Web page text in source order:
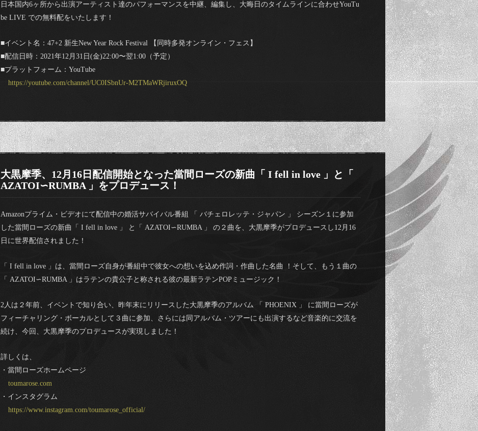
日本国内6ヶ所から出演アーティスト達のパフォーマンスを中継、編集し、大晦日のタイムラインに合わせYouTu
be LIVE での無料配をいたします！
■イベント名：47+2 新生New Year Rock Festival 【同時多発オンライン・フェス】
■配信日時：2021年12月31日(金)22:00〜翌1:00（予定）
■プラットフォーム：YouTube
https://youtube.com/channel/UC0ISbnUr-M2TMaWRjiruxOQ
大黒摩季、12月16日配信開始となった當間ローズの新曲「 I fell in love 」と「
AZATOI∽RUMBA 」をプロデュース！
Amazonプライム・ビデオにて配信中の婚活サバイバル番組 「 バチェロレッテ・ジャパン 」 シーズン１に参加
した當間ローズの新曲「 I fell in love 」 と「 AZATOI∽RUMBA 」 の２曲を、大黒摩季がプロデュースし12月16
日に世界配信されました！
「 I fell in love 」は、當間ローズ自身が番組中で彼女への想いを込め作詞・作曲した名曲 ！そして、もう１曲の
「 AZATOI∽RUMBA 」はラテンの貴公子と称される彼の最新ラテンPOPミュージック！
2人は２年前、イベントで知り合い、昨年末にリリースした大黒摩季のアルバム 「 PHOENIX 」 に當間ローズが
フィーチャリング・ボーカルとして３曲に参加、さらには同アルバム・ツアーにも出演するなど音楽的に交流を
続け、今回、大黒摩季のプロデュースが実現しました！
詳しくは、
・當間ローズホームページ
toumarose.com
・インスタグラム
https://www.instagram.com/toumarose_official/